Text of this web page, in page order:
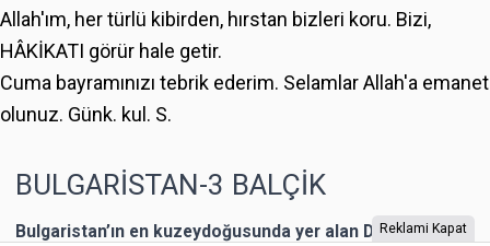
Allah'ım, her türlü kibirden, hırstan bizleri koru. Bizi,
HÂKİKATI görür hale getir.
Cuma bayramınızı tebrik ederim. Selamlar Allah'a emanet
olunuz. Günk. kul. S.
BULGARİSTAN-3 BALÇİK
Bulgaristan’ın en kuzeydoğusunda yer alan Dobriç bir
Reklami Kapat